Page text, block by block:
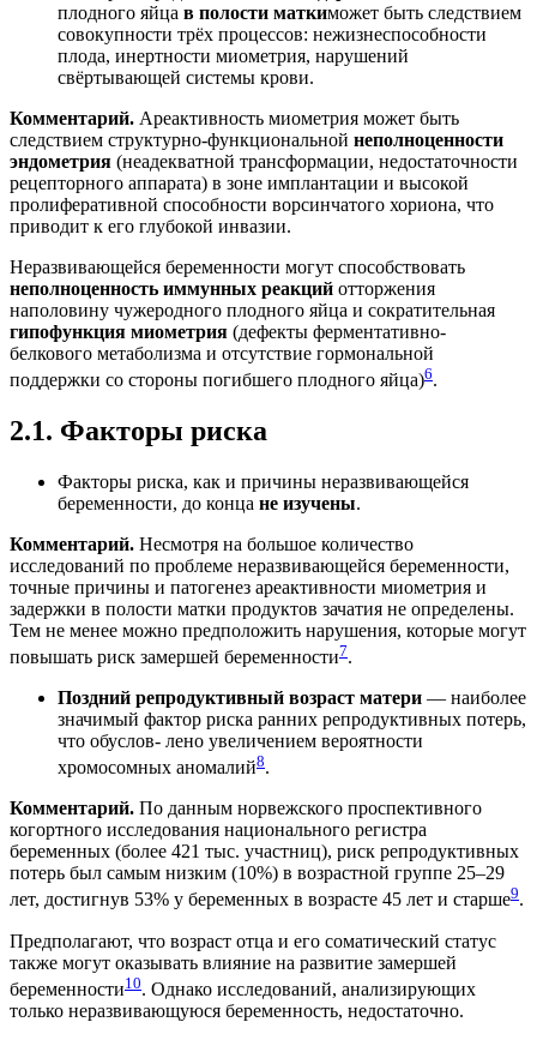
плодного яйца в полости маткиможет быть следствием
совокупности трёх процессов: нежизнеспособности
плода, инертности миометрия, нарушений
свёртывающей системы крови.
Комментарий. Ареактивность миометрия может быть
следствием структурно-функциональной неполноценности
эндометрия (неадекватной трансформации, недостаточности
рецепторного аппарата) в зоне имплантации и высокой
пролиферативной способности ворсинчатого хориона, что
приводит к его глубокой инвазии.
Неразвивающейся беременности могут способствовать
неполноценность иммунных реакций отторжения
наполовину чужеродного плодного яйца и сократительная
гипофункция миометрия (дефекты ферментативно-
белкового метаболизма и отсутствие гормональной
поддержки со стороны погибшего плодного яйца)6.
2.1. Факторы риска
Факторы риска, как и причины неразвивающейся
беременности, до конца не изучены.
Комментарий. Несмотря на большое количество
исследований по проблеме неразвивающейся беременности,
точные причины и патогенез ареактивности миометрия и
задержки в полости матки продуктов зачатия не определены.
Тем не менее можно предположить нарушения, которые могут
повышать риск замершей беременности7.
Поздний репродуктивный возраст матери — наиболее
значимый фактор риска ранних репродуктивных потерь,
что обуслов- лено увеличением вероятности
хромосомных аномалий8.
Комментарий. По данным норвежского проспективного
когортного исследования национального регистра
беременных (более 421 тыс. участниц), риск репродуктивных
потерь был самым низким (10%) в возрастной группе 25–29
лет, достигнув 53% у беременных в возрасте 45 лет и старше9.
Предполагают, что возраст отца и его соматический статус
также могут оказывать влияние на развитие замершей
беременности10. Однако исследований, анализирующих
только неразвивающуюся беременность, недостаточно.